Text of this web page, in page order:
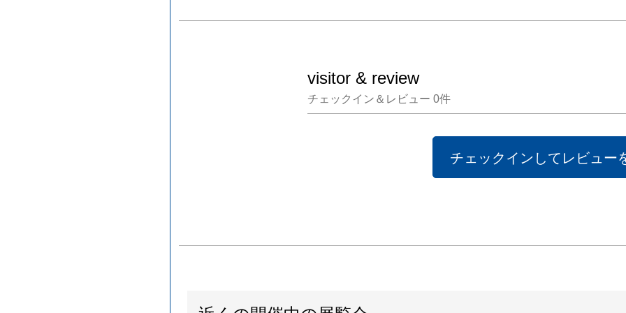
visitor & review
チェックイン＆レビュー 0件
チェックインしてレビュー